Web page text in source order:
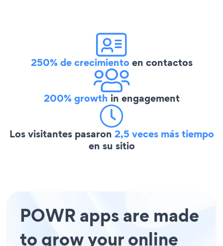
250% de crecimientoen contactos
200% growth in engagement
Los visitantes pasaron 2,5 veces más tiempo
en su sitio
POWR apps are made
to grow your online